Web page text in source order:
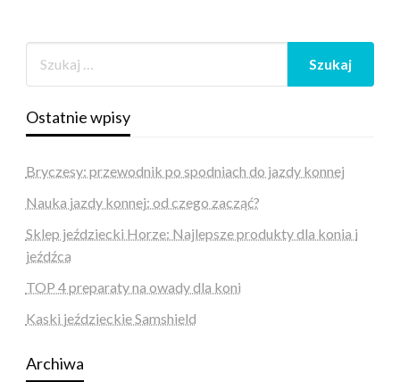
Ostatnie wpisy
Bryczesy: przewodnik po spodniach do jazdy konnej
Nauka jazdy konnej: od czego zacząć?
Sklep jeździecki Horze: Najlepsze produkty dla konia i
jeźdźca
TOP 4 preparaty na owady dla koni
Kaski jeździeckie Samshield
Archiwa